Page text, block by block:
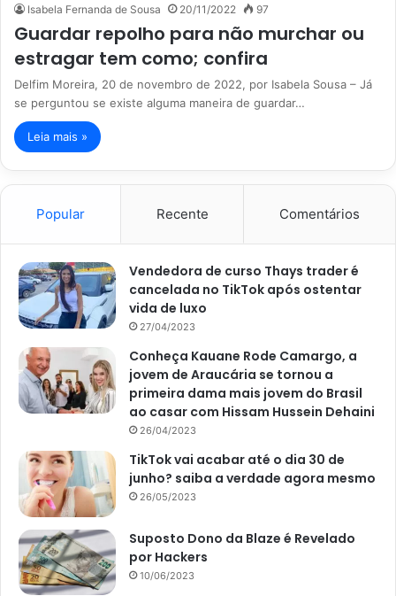
Isabela Fernanda de Sousa 20/11/2022 97
Guardar repolho para não murchar ou
estragar tem como; confira
Delfim Moreira, 20 de novembro de 2022, por Isabela Sousa – Já
se perguntou se existe alguma maneira de guardar…
Leia mais »
Popular Recente Comentários
Vendedora de curso Thays trader é
cancelada no TikTok após ostentar
vida de luxo
27/04/2023
Conheça Kauane Rode Camargo, a
jovem de Araucária se tornou a
primeira dama mais jovem do Brasil
ao casar com Hissam Hussein Dehaini
26/04/2023
TikTok vai acabar até o dia 30 de
junho? saiba a verdade agora mesmo
26/05/2023
Suposto Dono da Blaze é Revelado
por Hackers
10/06/2023